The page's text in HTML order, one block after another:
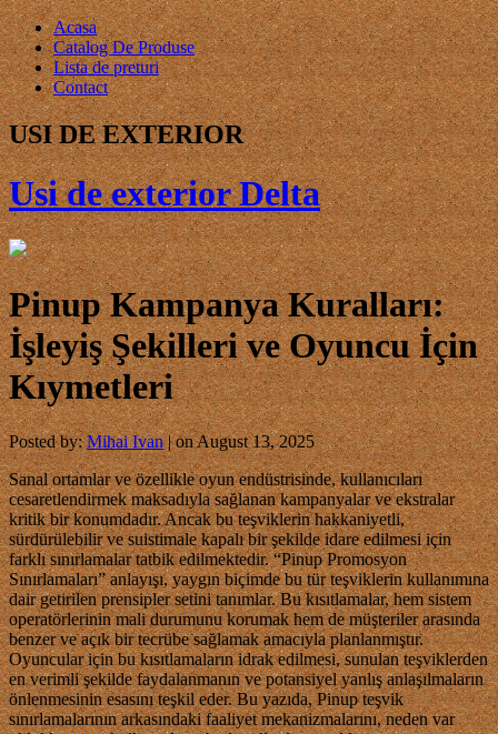
Acasa
Catalog De Produse
Lista de preturi
Contact
USI DE EXTERIOR
Usi de exterior Delta
Pinup Kampanya Kuralları:
İşleyiş Şekilleri ve Oyuncu İçin
Kıymetleri
Posted by:Mihai Ivan| on August 13, 2025
Sanal ortamlar ve özellikle oyun endüstrisinde, kullanıcıları
cesaretlendirmek maksadıyla sağlanan kampanyalar ve ekstralar
kritik bir konumdadır. Ancak bu teşviklerin hakkaniyetli,
sürdürülebilir ve suistimale kapalı bir şekilde idare edilmesi için
farklı sınırlamalar tatbik edilmektedir. “Pinup Promosyon
Sınırlamaları” anlayışı, yaygın biçimde bu tür teşviklerin kullanımına
dair getirilen prensipler setini tanımlar. Bu kısıtlamalar, hem sistem
operatörlerinin mali durumunu korumak hem de müşteriler arasında
benzer ve açık bir tecrübe sağlamak amacıyla planlanmıştır.
Oyuncular için bu kısıtlamaların idrak edilmesi, sunulan teşviklerden
en verimli şekilde faydalanmanın ve potansiyel yanlış anlaşılmaların
önlenmesinin esasını teşkil eder. Bu yazıda, Pinup teşvik
sınırlamalarının arkasındaki faaliyet mekanizmalarını, neden var